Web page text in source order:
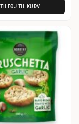
TILFØJ TIL KURV